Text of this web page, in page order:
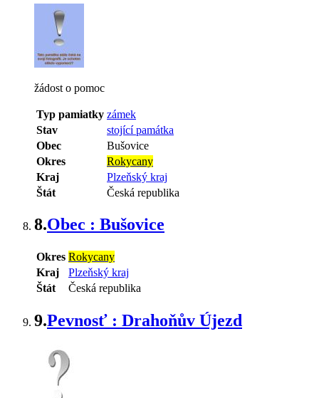
žádost o pomoc
Typ pamiatky zámek
Stav
stojící památka
Obec
Bušovice
Okres
Rokycany
Kraj
Plzeňský kraj
Štát
Česká republika
8.Obec : Bušovice
Okres Rokycany
Kraj
Plzeňský kraj
Štát
Česká republika
9.Pevnosť : Drahoňův Újezd